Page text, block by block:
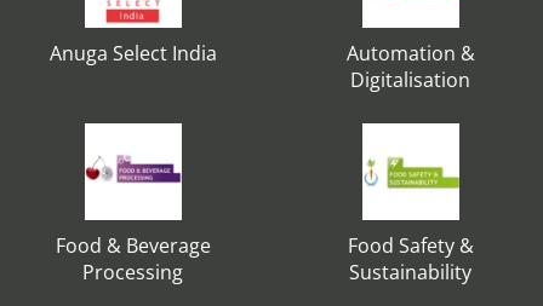
Anuga Select India
Automation &
Digitalisation
Food & Beverage
Processing
Food Safety &
Sustainability